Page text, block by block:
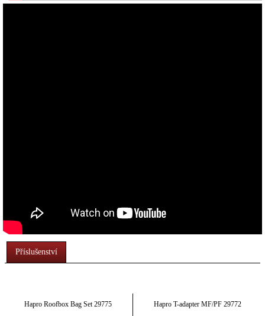
Příslušenství
Hapro Roofbox Bag Set 29775 Hapro T-adapter MF/PF 29772